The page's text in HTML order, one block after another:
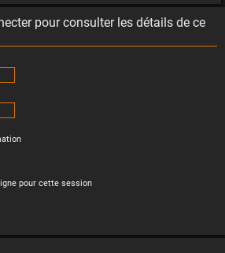
pour consulter les détails de ce
pour cette session